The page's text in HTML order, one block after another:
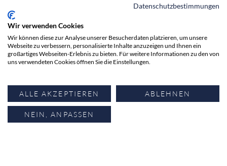
INFORMATIONEN
Expertise
Aktuell
Kontakt
Datenschutzbestimmungen
Wir verwenden Cookies
Wir können diese zur Analyse unserer Besucherdaten platzieren, um unsere
Webseite zu verbessern, personalisierte Inhalte anzuzeigen und Ihnen ein
großartiges Webseiten-Erlebnis zu bieten. Für weitere Informationen zu den von
uns verwendeten Cookies öffnen Sie die Einstellungen.
ALLE AKZEPTIEREN ABLEHNEN
NEIN, ANPASSEN